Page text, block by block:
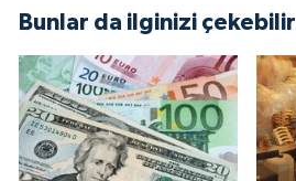
Bunlar da ilginizi çekebilir